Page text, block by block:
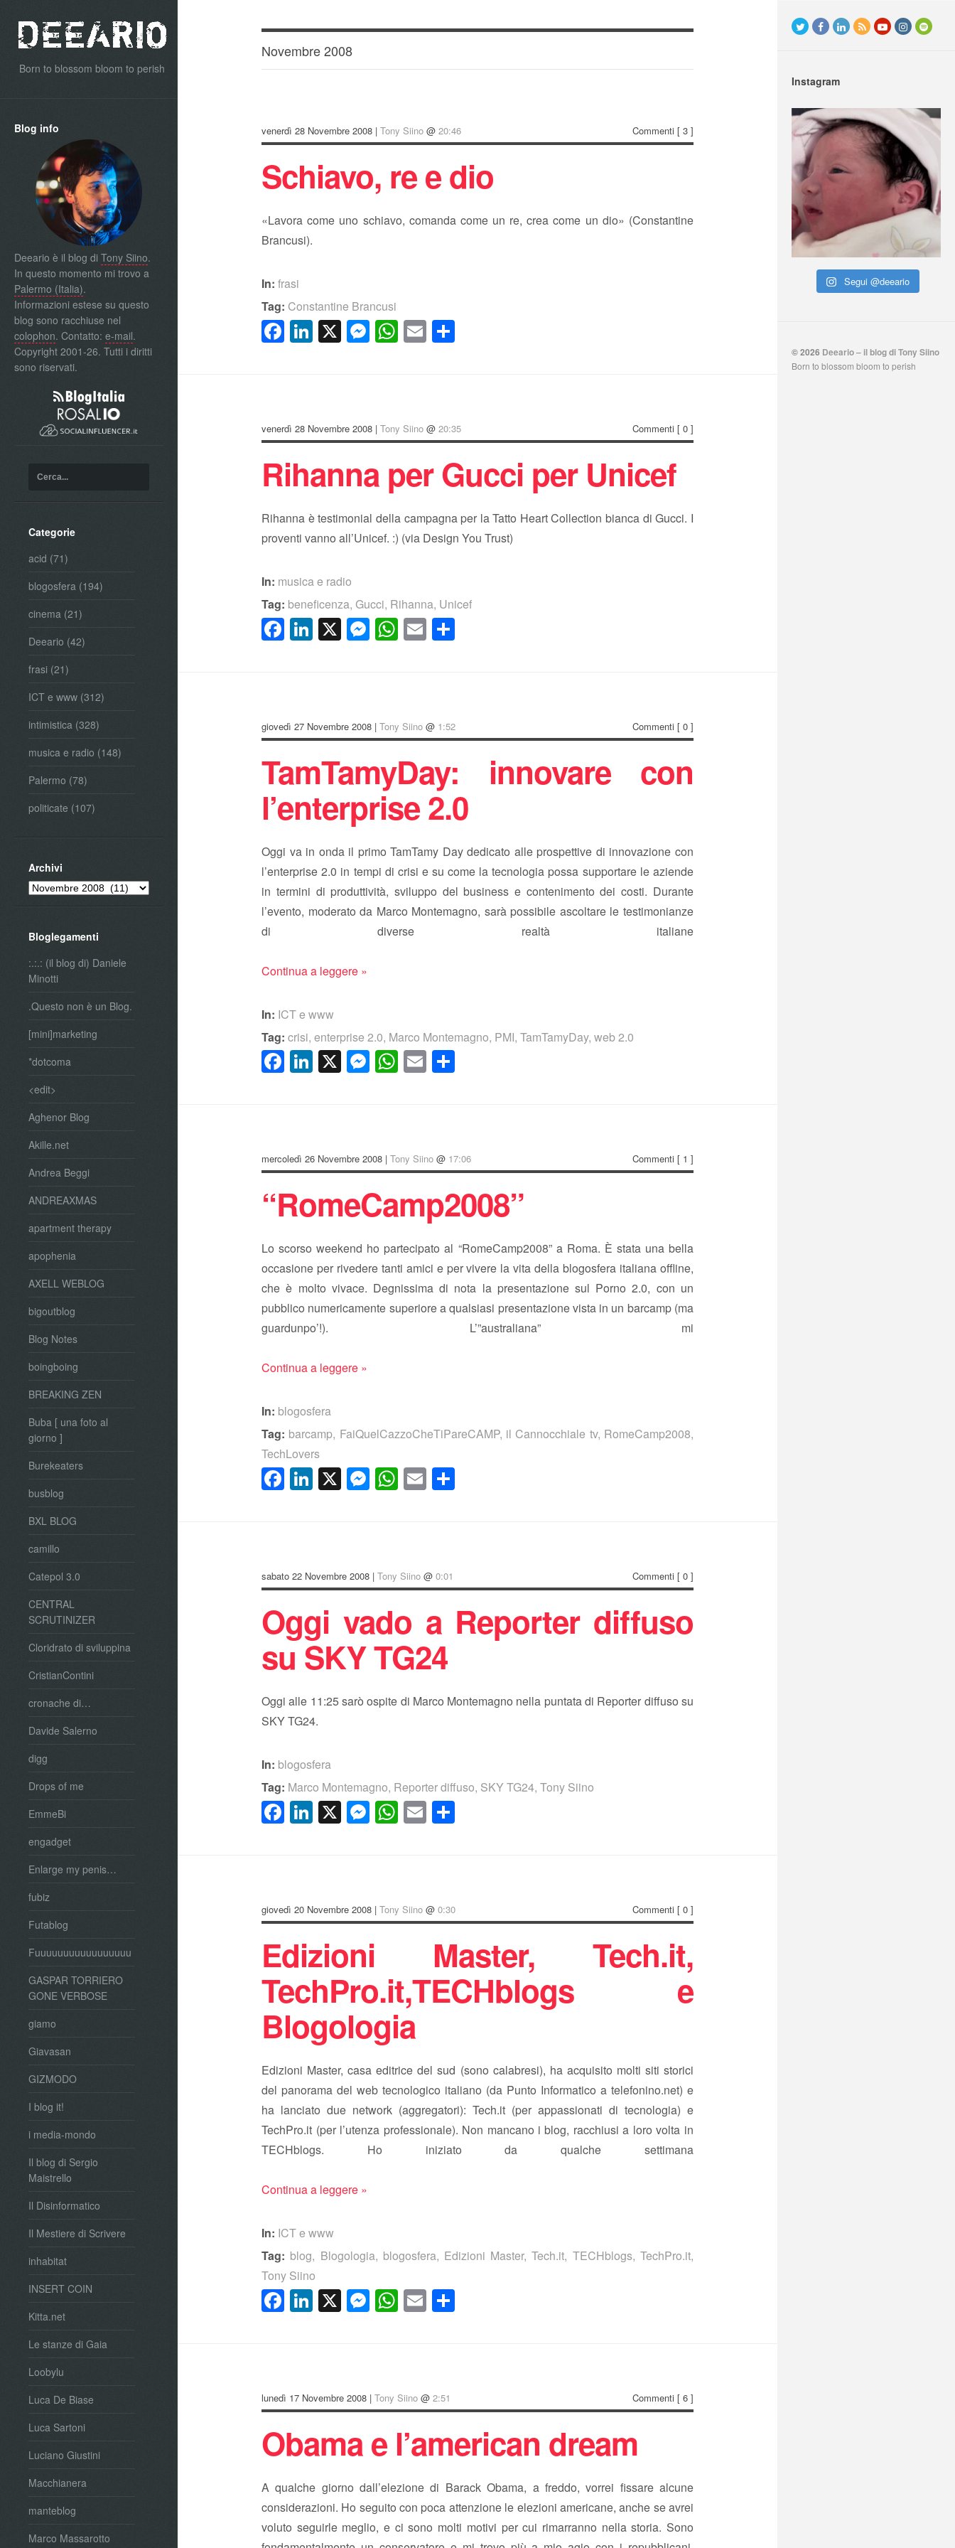
Born to blossom bloom to perish
Blog info
Deeario è il blog di Tony Siino.
In questo momento mi trovo a
Palermo (Italia).
Informazioni estese su questo
blog sono racchiuse nel
colophon. Contatto: e-mail.
Copyright 2001-26. Tutti i diritti
sono riservati.
Categorie
acid (71)
blogosfera (194)
cinema (21)
Deeario (42)
frasi (21)
ICT e www (312)
intimistica (328)
musica e radio (148)
Palermo (78)
politicate (107)
Archivi
Archivi
Bloglegamenti
:.:.: (il blog di) Daniele
Minotti
.Questo non è un Blog.
[mini]marketing
*dotcoma
<edit>
Aghenor Blog
Akille.net
Andrea Beggi
ANDREAXMAS
apartment therapy
apophenia
AXELL WEBLOG
bigoutblog
Blog Notes
boingboing
BREAKING ZEN
Buba [ una foto al
giorno ]
Burekeaters
busblog
BXL BLOG
camillo
Catepol 3.0
CENTRAL
SCRUTINIZER
Cloridrato di sviluppina
CristianContini
cronache di…
Davide Salerno
digg
Drops of me
EmmeBi
engadget
Enlarge my penis…
fubiz
Futablog
Fuuuuuuuuuuuuuuuuu
GASPAR TORRIERO
GONE VERBOSE
giamo
Giavasan
GIZMODO
I blog it!
i media-mondo
Il blog di Sergio
Maistrello
Il Disinformatico
Il Mestiere di Scrivere
inhabitat
INSERT COIN
Kitta.net
Le stanze di Gaia
Loobylu
Luca De Biase
Luca Sartoni
Luciano Giustini
Macchianera
manteblog
Marco Massarotto
Novembre 2008
venerdì 28 Novembre 2008 |Tony Siino @20:46 Commenti [ 3 ]
Schiavo, re e dio
«Lavora come uno schiavo, comanda come un re, crea come un dio» (Constantine
Brancusi).
In:frasi
Tag: Constantine Brancusi
Facebook
LinkedIn
X Messenger
WhatsApp
Email
venerdì 28 Novembre 2008 |Tony Siino @20:35 Commenti [ 0 ]
Rihanna per Gucci per Unicef
Rihanna è testimonial della campagna per la Tatto Heart Collection bianca di Gucci. I
proventi vanno all’Unicef. :) (via Design You Trust)
In: musica e radio
Tag: beneficenza,Gucci, Rihanna, Unicef
Facebook
LinkedIn
X Messenger
WhatsApp
Email
giovedì 27 Novembre 2008 |Tony Siino @ 1:52 Commenti [ 0 ]
TamTamyDay: innovare con
l’enterprise 2.0
Oggi va in onda il primo TamTamy Day dedicato alle prospettive di innovazione con
l’enterprise 2.0 in tempi di crisi e su come la tecnologia possa supportare le aziende
in termini di produttività, sviluppo del business e contenimento dei costi. Durante
l’evento, moderato da Marco Montemagno, sarà possibile ascoltare le testimonianze
di diverse realtà italiane
Continua a leggere »
In: ICT e www
Tag: crisi,enterprise 2.0, Marco Montemagno, PMI,TamTamyDay,web 2.0
Facebook
LinkedIn
X Messenger
WhatsApp
Email
mercoledì 26 Novembre 2008 |Tony Siino @ 17:06 Commenti [ 1 ]
“RomeCamp2008”
Lo scorso weekend ho partecipato al “RomeCamp2008” a Roma. È stata una bella
occasione per rivedere tanti amici e per vivere la vita della blogosfera italiana offline,
che è molto vivace. Degnissima di nota la presentazione sul Porno 2.0, con un
pubblico numericamente superiore a qualsiasi presentazione vista in un barcamp (ma
guardunpo’!). L’”australiana” mi
Continua a leggere »
In: blogosfera
Tag: barcamp, FaiQuelCazzoCheTiPareCAMP, il Cannocchiale tv, RomeCamp2008,
TechLovers
Facebook
LinkedIn
X Messenger
WhatsApp
Email
sabato 22 Novembre 2008 |Tony Siino @0:01 Commenti [ 0 ]
Oggi vado a Reporter diffuso
su SKY TG24
Oggi alle 11:25 sarò ospite di Marco Montemagno nella puntata di Reporter diffuso su
SKY TG24.
In: blogosfera
Tag: Marco Montemagno, Reporter diffuso, SKY TG24,Tony Siino
Facebook
LinkedIn
X Messenger
WhatsApp
Email
giovedì 20 Novembre 2008 |Tony Siino @0:30 Commenti [ 0 ]
Edizioni Master, Tech.it,
TechPro.it,TECHblogs e
Blogologia
Edizioni Master, casa editrice del sud (sono calabresi), ha acquisito molti siti storici
del panorama del web tecnologico italiano (da Punto Informatico a telefonino.net) e
ha lanciato due network (aggregatori): Tech.it (per appassionati di tecnologia) e
TechPro.it (per l’utenza professionale). Non mancano i blog, racchiusi a loro volta in
TECHblogs. Ho iniziato da qualche settimana
Continua a leggere »
In: ICT e www
Tag: blog, Blogologia, blogosfera, Edizioni Master,Tech.it, TECHblogs, TechPro.it,
Tony Siino
Facebook
LinkedIn
X Messenger
WhatsApp
Email
lunedì 17 Novembre 2008 |Tony Siino @2:51 Commenti [ 6 ]
Obama e l’american dream
A qualche giorno dall’elezione di Barack Obama, a freddo, vorrei fissare alcune
considerazioni. Ho seguito con poca attenzione le elezioni americane, anche se avrei
voluto seguirle meglio, e ci sono molti motivi per cui rimarranno nella storia. Sono
Instagram
Segui @deeario
© 2026 Deeario – il blog di Tony Siino
Born to blossom bloom to perish